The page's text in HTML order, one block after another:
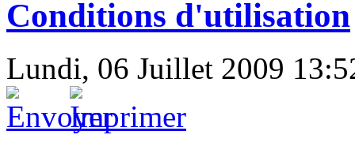
Conditions d'utilisation
Lundi, 06 Juillet 2009